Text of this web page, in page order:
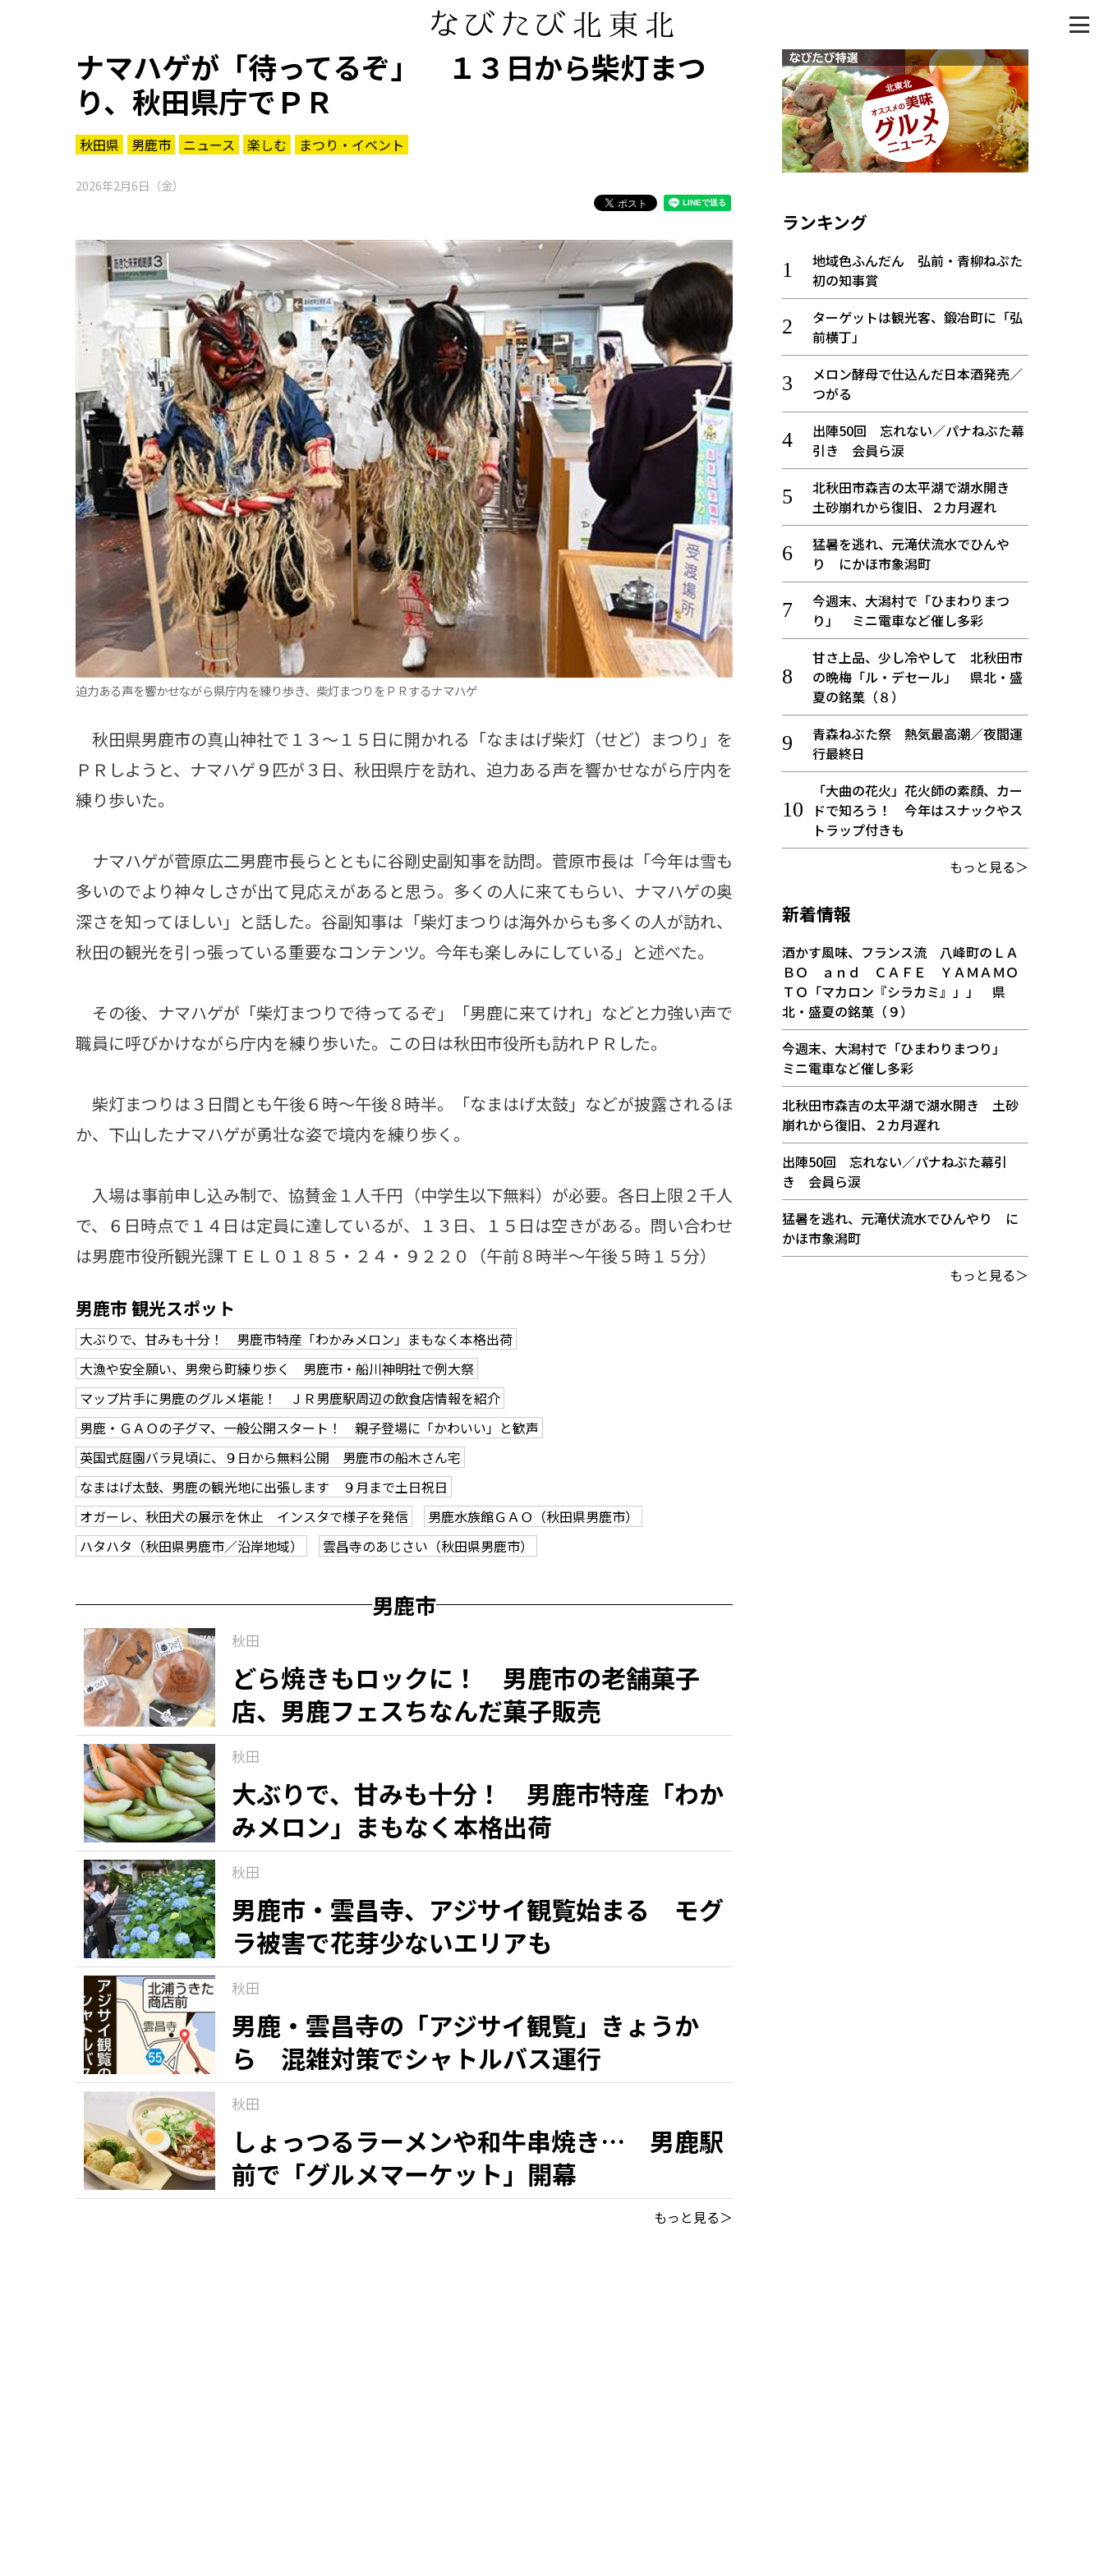
ナマハゲが「待ってるぞ」 １３日から柴灯まつ
り、秋田県庁でＰＲ
秋田県 男鹿市 ニュース 楽しむ まつり・イベント
2026年2月6日（金）
迫力ある声を響かせながら県庁内を練り歩き、柴灯まつりをＰＲするナマハゲ
秋田県男鹿市の真山神社で１３～１５日に開かれる「なまはげ柴灯（せど）まつり」を
ＰＲしようと、ナマハゲ９匹が３日、秋田県庁を訪れ、迫力ある声を響かせながら庁内を
練り歩いた。
ナマハゲが菅原広二男鹿市長らとともに谷剛史副知事を訪問。菅原市長は「今年は雪も
多いのでより神々しさが出て見応えがあると思う。多くの人に来てもらい、ナマハゲの奥
深さを知ってほしい」と話した。谷副知事は「柴灯まつりは海外からも多くの人が訪れ、
秋田の観光を引っ張っている重要なコンテンツ。今年も楽しみにしている」と述べた。
その後、ナマハゲが「柴灯まつりで待ってるぞ」「男鹿に来てけれ」などと力強い声で
職員に呼びかけながら庁内を練り歩いた。この日は秋田市役所も訪れＰＲした。
柴灯まつりは３日間とも午後６時～午後８時半。「なまはげ太鼓」などが披露されるほ
か、下山したナマハゲが勇壮な姿で境内を練り歩く。
入場は事前申し込み制で、協賛金１人千円（中学生以下無料）が必要。各日上限２千人
で、６日時点で１４日は定員に達しているが、１３日、１５日は空きがある。問い合わせ
は男鹿市役所観光課ＴＥＬ０１８５・２４・９２２０（午前８時半～午後５時１５分）
男鹿市 観光スポット
大ぶりで、甘みも十分！ 男鹿市特産「わかみメロン」まもなく本格出荷
大漁や安全願い、男衆ら町練り歩く 男鹿市・船川神明社で例大祭
マップ片手に男鹿のグルメ堪能！ ＪＲ男鹿駅周辺の飲食店情報を紹介
男鹿・ＧＡＯの子グマ、一般公開スタート！ 親子登場に「かわいい」と歓声
英国式庭園バラ見頃に、９日から無料公開 男鹿市の船木さん宅
なまはげ太鼓、男鹿の観光地に出張します ９月まで土日祝日
オガーレ、秋田犬の展示を休止 インスタで様子を発信
男鹿水族館ＧＡＯ（秋田県男鹿市）
ハタハタ（秋田県男鹿市／沿岸地域）
雲昌寺のあじさい（秋田県男鹿市）
男鹿市
秋田
どら焼きもロックに！ 男鹿市の老舗菓子
店、男鹿フェスちなんだ菓子販売
秋田
大ぶりで、甘みも十分！ 男鹿市特産「わか
みメロン」まもなく本格出荷
秋田
男鹿市・雲昌寺、アジサイ観覧始まる モグ
ラ被害で花芽少ないエリアも
秋田
男鹿・雲昌寺の「アジサイ観覧」きょうか
ら 混雑対策でシャトルバス運行
秋田
しょっつるラーメンや和牛串焼き… 男鹿駅
前で「グルメマーケット」開幕
もっと見る＞
ランキング
地域色ふんだん 弘前・青柳ねぷた
初の知事賞
ターゲットは観光客、鍛冶町に「弘
前横丁」
メロン酵母で仕込んだ日本酒発売／
つがる
出陣50回 忘れない／パナねぶた幕
引き 会員ら涙
北秋田市森吉の太平湖で湖水開き
土砂崩れから復旧、２カ月遅れ
猛暑を逃れ、元滝伏流水でひんや
り にかほ市象潟町
今週末、大潟村で「ひまわりまつ
り」 ミニ電車など催し多彩
甘さ上品、少し冷やして 北秋田市
の晩梅「ル・デセール」 県北・盛
夏の銘菓（８）
青森ねぶた祭 熱気最高潮／夜間運
行最終日
「大曲の花火」花火師の素顔、カー
ドで知ろう！ 今年はスナックやス
トラップ付きも
もっと見る＞
新着情報
酒かす風味、フランス流 八峰町のＬＡ
ＢＯ ａｎｄ ＣＡＦＥ ＹＡＭＡＭＯ
ＴＯ「マカロン『シラカミ』」」 県
北・盛夏の銘菓（９）
今週末、大潟村で「ひまわりまつり」
ミニ電車など催し多彩
北秋田市森吉の太平湖で湖水開き 土砂
崩れから復旧、２カ月遅れ
出陣50回 忘れない／パナねぶた幕引
き 会員ら涙
猛暑を逃れ、元滝伏流水でひんやり に
かほ市象潟町
もっと見る＞
パワースポット
まつり・イベント
おみやげ・特産
道の駅・産直
アウトドア・レジャー
ご当地グルメ